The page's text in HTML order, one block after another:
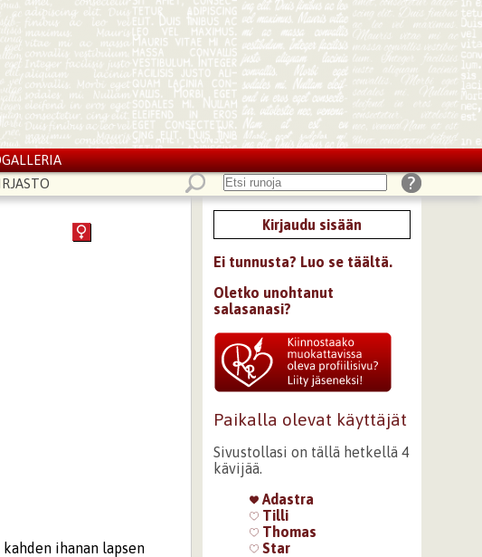
ihanan lapsen
Kirjaudu sisään
Ei tunnusta? Luo se täältä.
Oletko unohtanut
salasanasi?
Paikalla olevat käyttäjät
Sivustollasi on tällä hetkellä 4
kävijää.
Adastra
Tilli
Thomas
Star